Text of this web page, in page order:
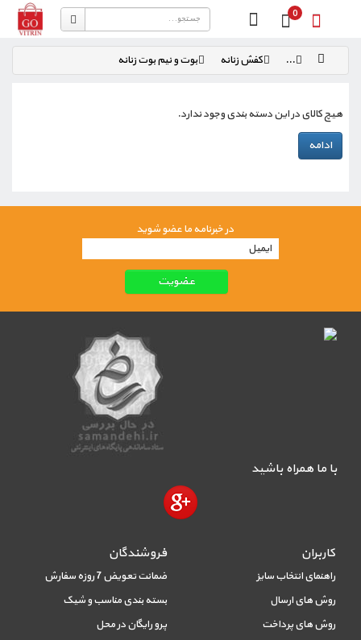
0
... کفش زنانه بوت و نیم بوت زنانه
هیچ کالای در این دسته بندی وجود ندارد.
ادامه
در خبرنامه ما عضو شوید
با ما همراه باشید
کاربران
راهنمای انتخاب سایز
روش های ارسال
روش های پرداخت
فروشندگان
ضمانت تعویض 7 روزه سفارش
بسته بندی مناسب و شیک
پرو رایگان در محل